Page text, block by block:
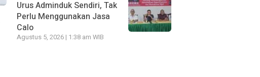
Urus Adminduk Sendiri, Tak
Perlu Menggunakan Jasa
Calo
Agustus 5, 2026 | 1:38 am WIB